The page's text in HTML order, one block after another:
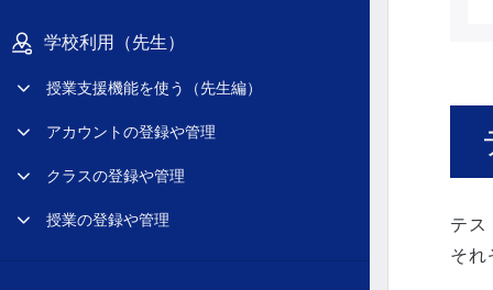
学校利用（先生）
授業支援機能を使う（先生編）
アカウントの登録や管理
クラスの登録や管理
授業の登録や管理
テス
それ